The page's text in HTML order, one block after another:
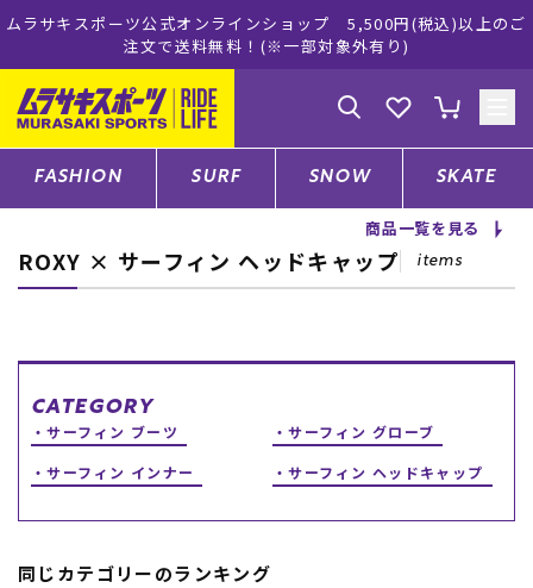
ムラサキスポーツ公式オンラインショップ 5,500円(税込)以上のご
注文で送料無料！(※一部対象外有り)
ゲスト様
ログイン 会員登録
店舗一覧
CATEGORY
ファッションTOP
スノーTOP
FASHION SURF SNOW SKATE
商品一覧を見る
ROXY × サーフィン ヘッドキャップ items
CATEGORY
サーフィン ブーツ
サーフィン グローブ
サーフィン インナー
サーフィン ヘッドキャップ
同じカテゴリーのランキング